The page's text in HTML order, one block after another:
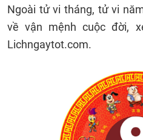
Ngoài tử vi tháng, tử vi
về vận mệnh cuộc đời,
Lichngaytot.com.